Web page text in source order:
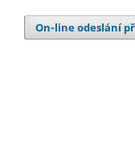
On-line odeslání